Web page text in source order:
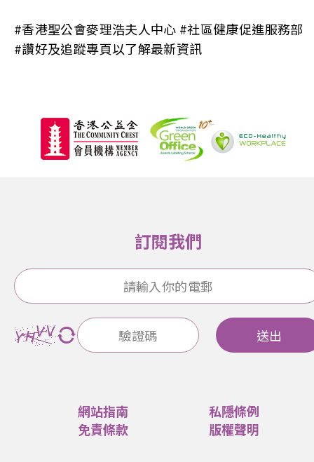
#香港聖公會麥理浩夫人中心 #社區健康促進服務部
#讚好及追蹤專頁以了解最新資訊
訂閱我們
送出
網站指南
私隱條例
免責條款
版權聲明